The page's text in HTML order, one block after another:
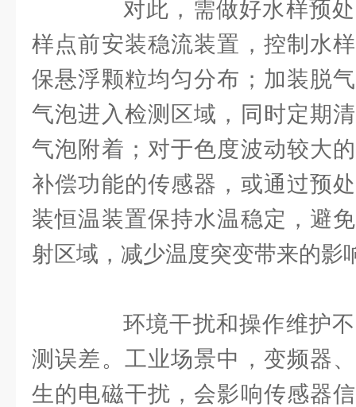
对此，需做好水样预处
样点前安装稳流装置，控制水
保悬浮颗粒均匀分布；加装脱
气泡进入检测区域，同时定期
气泡附着；对于色度波动较大
补偿功能的传感器，或通过预
装恒温装置保持水温稳定，避
射区域，减少温度突变带来的影
环境干扰和操作维护不
测误差。工业场景中，变频器
生的电磁干扰，会影响传感器